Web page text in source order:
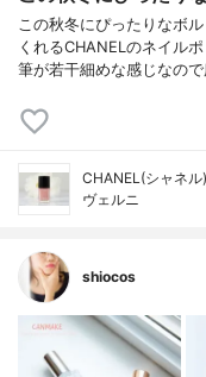
この秋冬にぴったりなボ
くれるCHANELのネイル
筆が若干細めな感じなの
CHANEL(シャネル)
ヴェルニ
shiocos